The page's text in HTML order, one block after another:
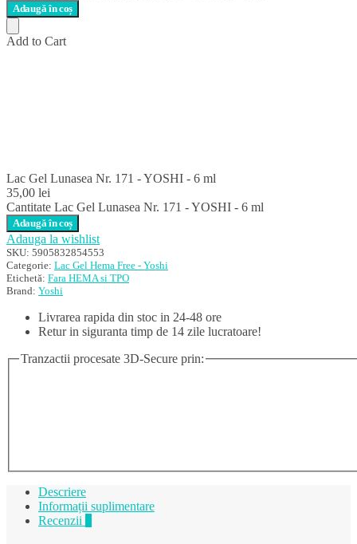
Adaugă în coș
Add to Cart
Lac Gel Lunasea Nr. 171 - YOSHI - 6 ml
35,00 lei
Cantitate Lac Gel Lunasea Nr. 171 - YOSHI - 6 ml
Adaugă în coș
Adauga la wishlist
SKU: 5905832854553
Categorie: Lac Gel Hema Free - Yoshi
Etichetă: Fara HEMA si TPO
Brand: Yoshi
Livrarea rapida din stoc in 24-48 ore
Retur in siguranta timp de 14 zile lucratoare!
Tranzactii procesate 3D-Secure prin:
Descriere
Informații suplimentare
Recenzii